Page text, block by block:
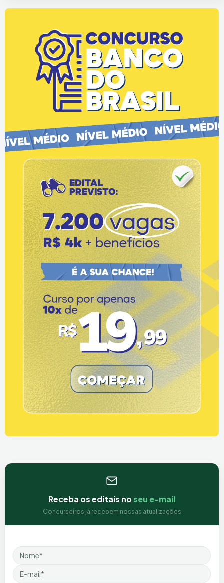
Receba os editais noseu e-mail
Concurseiros já recebem nossas atualizações
Nome
Email